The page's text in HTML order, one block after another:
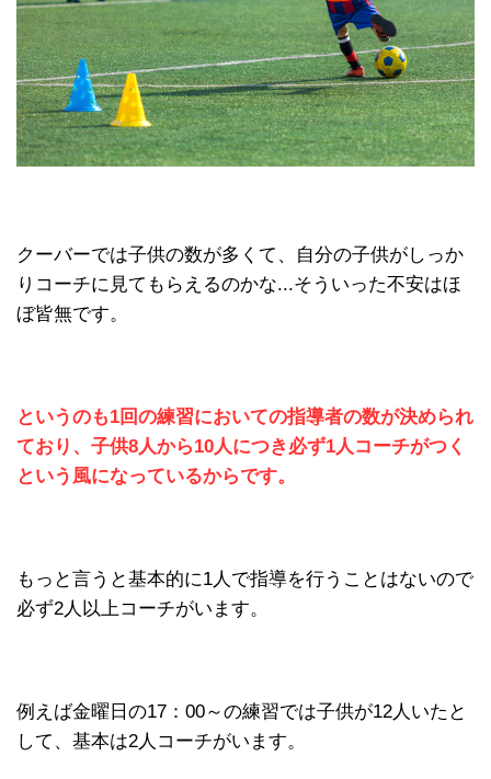
クーバーでは子供の数が多くて、自分の子供がしっか
りコーチに見てもらえるのかな...そういった不安はほ
ぼ皆無です。
というのも1回の練習においての指導者の数が決められ
ており、子供8人から10人につき必ず1人コーチがつく
という風になっているからです。
もっと言うと基本的に1人で指導を行うことはないので
必ず2人以上コーチがいます。
例えば金曜日の17：00～の練習では子供が12人いたと
して、基本は2人コーチがいます。